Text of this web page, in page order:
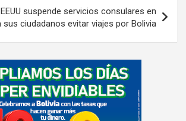
suspende servicios consulares en
sus ciudadanos evitar viajes por Bolivia